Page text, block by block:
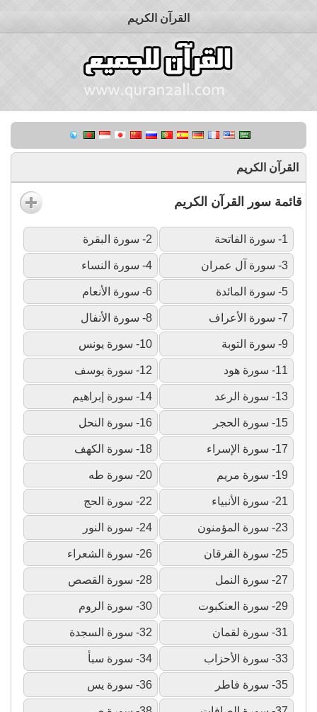
القرآن الكريم
القرآن الكريم
قائمة سور القرآن الكريم
1- سورة الفاتحة 2- سورة البقرة
3- سورة آل عمران 4- سورة النساء
5- سورة المائدة 6- سورة الأنعام
7- سورة الأعراف 8- سورة الأنفال
9- سورة التوبة 10- سورة يونس
11- سورة هود 12- سورة يوسف
13- سورة الرعد 14- سورة إبراهيم
15- سورة الحجر 16- سورة النحل
17- سورة الإسراء 18- سورة الكهف
19- سورة مريم 20- سورة طه
21- سورة الأنبياء 22- سورة الحج
23- سورة المؤمنون 24- سورة النور
25- سورة الفرقان 26- سورة الشعراء
27- سورة النمل 28- سورة القصص
29- سورة العنكبوت 30- سورة الروم
31- سورة لقمان 32- سورة السجدة
33- سورة الأحزاب 34- سورة سبأ
35- سورة فاطر 36- سورة يس